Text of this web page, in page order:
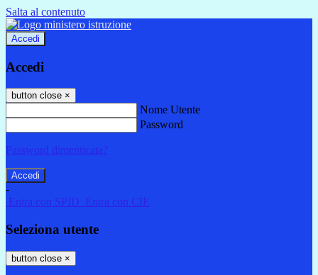
Salta al contenuto
Accedi
Accedi
button close ×
Nome Utente
Password
Password dimenticata?
-
Entra con SPID
Entra con CIE
Seleziona utente
button close ×